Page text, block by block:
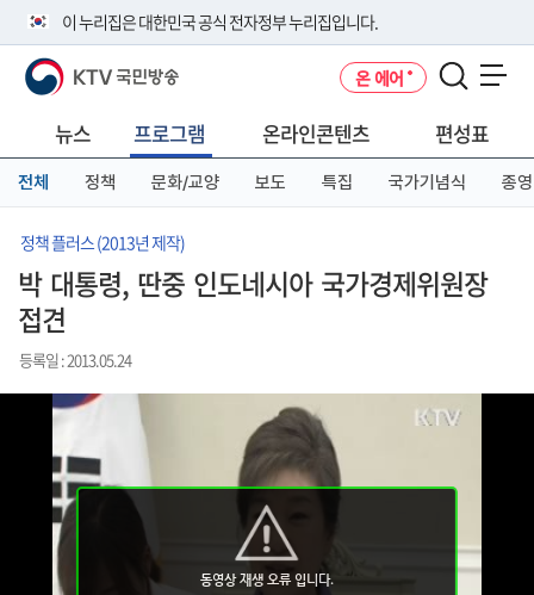
이 누리집은 대한민국 공식 전자정부 누리집입니다.
공식 누리집 주소 확인하기
니다.
이밖에 or.kr 또는 .kr등 다른 도메인 주소를 사용하고 있다면 아래 URL에
서 도메인 주소를 확인해 보세요
KTV 국민방송 온 에어
뉴스 프로그램 온라인콘텐츠 편성표
전체 정책 문화/교양 보도 특집 국가기념식 종영
정책 플러스 (2013년 제작)
박 대통령, 딴중 인도네시아 국가경제위원장
접견
등록일 : 2013.05.24